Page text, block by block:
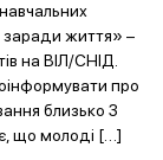
заради життя» –
на ВІЛ/СНІД.
про
близько 3
що молоді […]